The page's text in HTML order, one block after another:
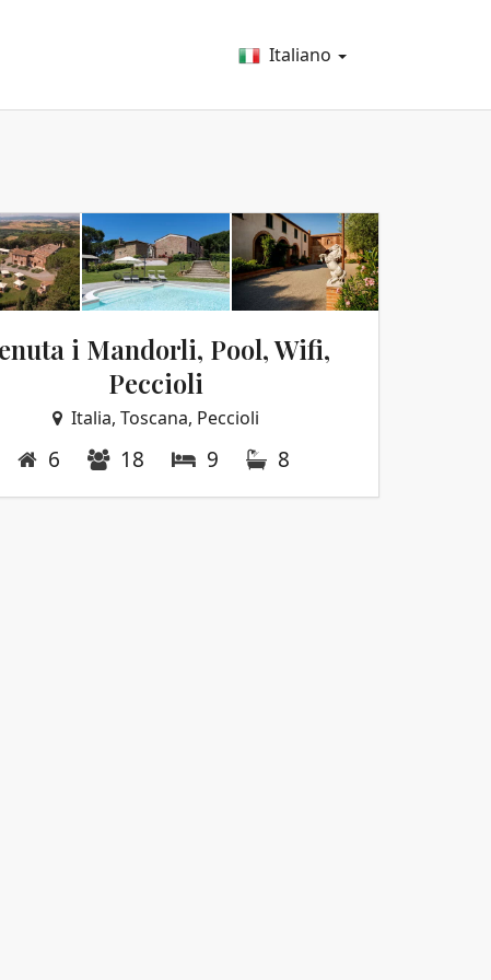
Italiano
i Mandorli, Pool, Wifi,
Peccioli
Italia, Toscana, Peccioli
6 18 9 8